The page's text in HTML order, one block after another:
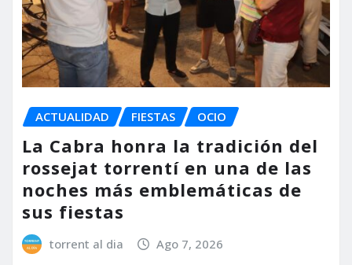
ACTUALIDAD FIESTAS OCIO
La Cabra honra la tradición del
rossejat torrentí en una de las
noches más emblemáticas de
sus fiestas
torrent al dia Ago 7, 2026